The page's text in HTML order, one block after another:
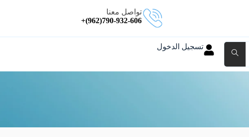
تواصل معنا
790-932-606(962)+
تسجيل الدخول